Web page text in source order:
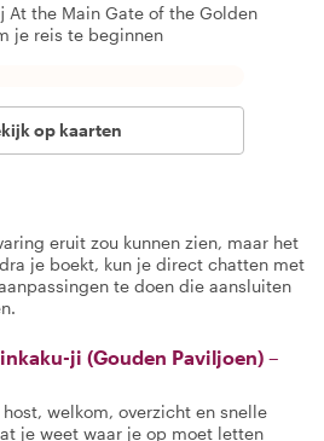
At the Main Gate of the Golden
je reis te beginnen
op kaarten
eruit zou kunnen zien, maar het
je boekt, kun je direct chatten met
te doen die aansluiten
ji (Gouden Paviljoen) –
welkom, overzicht en snelle
je weet waar je op moet letten